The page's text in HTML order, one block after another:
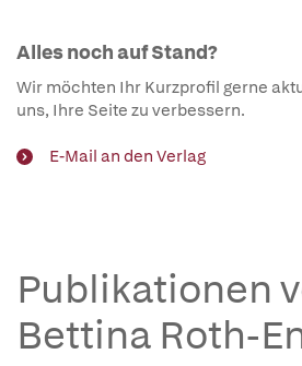
Alles noch auf Stand?
Wir möchten Ihr Kurzprofil gerne
uns, Ihre Seite zu verbessern.
E-Mail an den Verlag
Publikationen
Bettina Roth-